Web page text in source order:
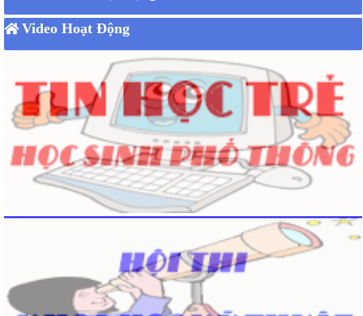
Video Hoạt Động